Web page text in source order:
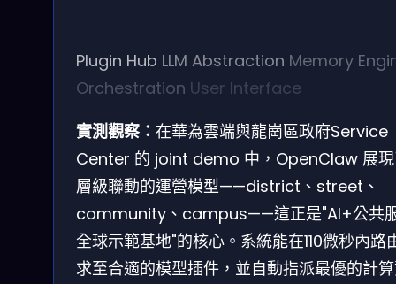
Plugin Hub LLM Abstraction Memory
Orchestration User Interface
實測觀察： 在華為雲端與龍崗區政府Service
Center 的 joint demo 中，OpenClaw 展
層級聯動的運營模型——district、street、
community、campus——這正是"AI+公共
全球示範基地"的核心。系統能在110微秒內路
求至合適的模型插件，並自動指派最優的計